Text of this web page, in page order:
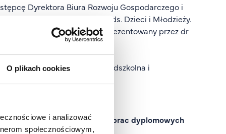
O plikach cookies
i analizować
społecznościowym,
Dyrektora Biura Rozwoju Gospodarczego i
Prezydenta Miasta Łodzi ds. Dzieci i Młodzieży.
Akademii w Warszawie, reprezentowany przez dr
kierunku psychologia.
kierunku pedagogika przedszkolna i
wyróżnienia dla najlepszych prac dyplomowych